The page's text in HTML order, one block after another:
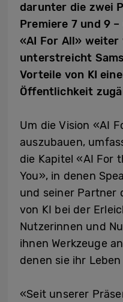
darunter die zwei
Premiere 7 und 9
«AI For All» weiter
unterstreicht
Vorteile von KI
Öffentlichkeit
Um die Vision «AI
auszubauen,
die Kapitel «AI For
You», in denen
und seiner Partner
von KI bei der
Nutzerinnen und
ihnen Werkzeuge
denen sie ihr
«Seit unserer